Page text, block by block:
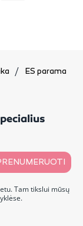
ES parama
Tam tikslui mūsų